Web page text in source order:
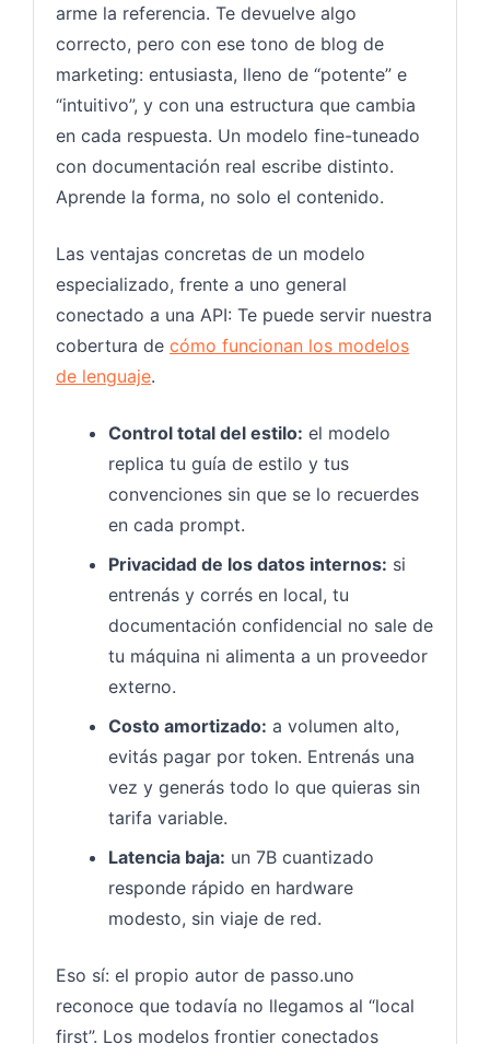
arme la referencia. Te devuelve algo
correcto, pero con ese tono de blog de
marketing: entusiasta, lleno de “potente” e
“intuitivo”, y con una estructura que cambia
en cada respuesta. Un modelo fine-tuneado
con documentación real escribe distinto.
Aprende la forma, no solo el contenido.
Las ventajas concretas de un modelo
especializado, frente a uno general
conectado a una API: Te puede servir nuestra
cobertura de cómo funcionan los modelos
de lenguaje.
Control total del estilo: el modelo
replica tu guía de estilo y tus
convenciones sin que se lo recuerdes
en cada prompt.
Privacidad de los datos internos: si
entrenás y corrés en local, tu
documentación confidencial no sale de
tu máquina ni alimenta a un proveedor
externo.
Costo amortizado: a volumen alto,
evitás pagar por token. Entrenás una
vez y generás todo lo que quieras sin
tarifa variable.
Latencia baja: un 7B cuantizado
responde rápido en hardware
modesto, sin viaje de red.
Eso sí: el propio autor de passo.uno
reconoce que todavía no llegamos al “local
first”. Los modelos frontier conectados